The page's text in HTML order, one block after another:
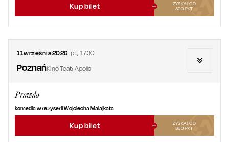
Kup bilet
ZYSKAJ OD
300 PKT
11września2026 pt., 17.30
PoznańKino Teatr Apollo
Prawda
komedia w reżyserii Wojciecha Malajkata
Kup bilet
ZYSKAJ OD
360 PKT